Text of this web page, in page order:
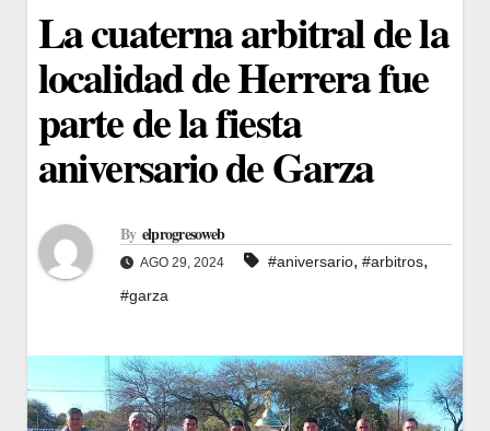
La cuaterna arbitral de la
localidad de Herrera fue
parte de la fiesta
aniversario de Garza
By elprogresoweb
AGO 29, 2024 #aniversario, #arbitros,
#garza